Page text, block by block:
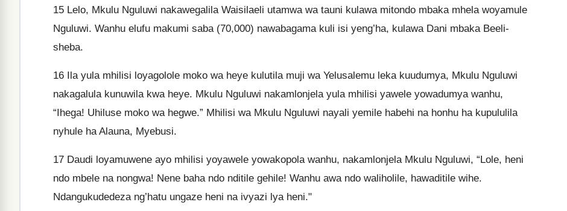
15 Lelo, Mkulu Nguluwi nakawegalila Waisilaeli utamwa wa tauni kulawa mitondo mbaka mhela woyamule
Nguluwi. Wanhu elufu makumi saba (70,000) nawabagama kuli isi yeng’ha, kulawa Dani mbaka Beeli-
sheba.
16 Ila yula mhilisi loyagolole moko wa heye kulutila muji wa Yelusalemu leka kuudumya, Mkulu Nguluwi
nakagalula kunuwila kwa heye. Mkulu Nguluwi nakamlonjela yula mhilisi yawele yowadumya wanhu,
“Ihega! Uhiluse moko wa hegwe.” Mhilisi wa Mkulu Nguluwi nayali yemile habehi na honhu ha kupululila
nyhule ha Alauna, Myebusi.
17 Daudi loyamuwene ayo mhilisi yoyawele yowakopola wanhu, nakamlonjela Mkulu Nguluwi, “Lole, heni
ndo mbele na nongwa! Nene baha ndo nditile gehile! Wanhu awa ndo waliholile, hawaditile wihe.
Ndangukudedeza ng’hatu ungaze heni na ivyazi lya heni."